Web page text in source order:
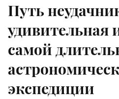
Путь
удивительная
самой
экспедиции